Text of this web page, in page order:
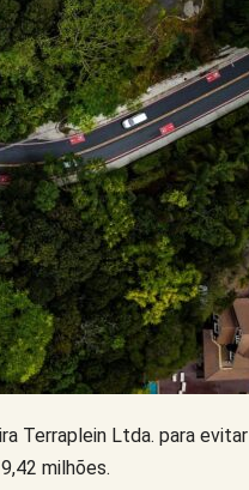
Terraplein Ltda. para evitar
milhões.